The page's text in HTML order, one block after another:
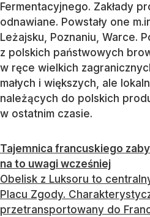
Fermentacyjnego. Zakłady
odnawiane. Powstały one
Leżajsku, Poznaniu, Warce.
z polskich państwowych
w ręce wielkich
małych i większych, ale
należących do polskich
w ostatnim czasie.
Tajemnica francuskiego
na to uwagi wcześniej
Obelisk z Luksoru to
Placu Zgody.
przetransportowany do